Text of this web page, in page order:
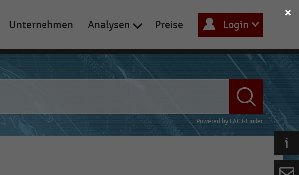
Unternehmen Analysen Preise Login
Powered by FACT-Finder